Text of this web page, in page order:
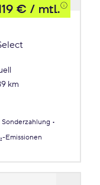
€ / mtl.
km
Emissionen